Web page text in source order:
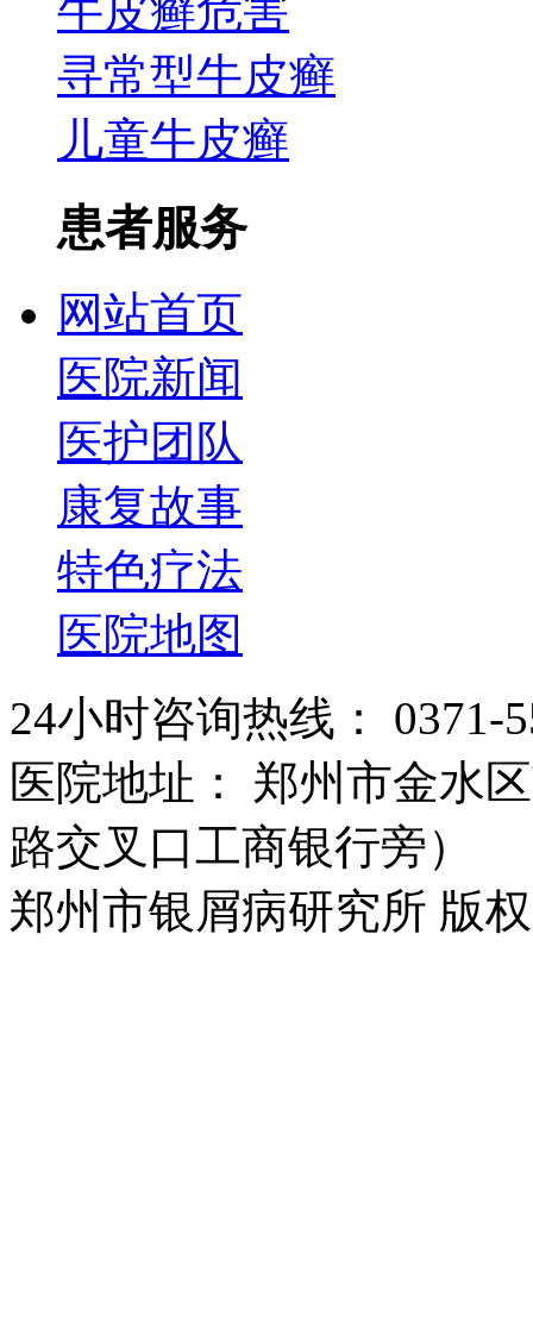
牛皮癣危害
寻常型牛皮癣
儿童牛皮癣
患者服务
网站首页
医院新闻
医护团队
康复故事
特色疗法
医院地图
24小时咨询热线： 0371-
医院地址： 郑州市金水
路交叉口工商银行旁）
郑州市银屑病研究所 版